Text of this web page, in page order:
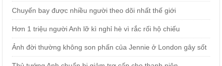
Chuyến bay được nhiều người theo dõi nhất thế giới
Hơn 1 triệu người Anh lỡ kì nghỉ hè vì rắc rối hộ chiếu
Ảnh đời thường không son phấn của Jennie ở London gây sốt